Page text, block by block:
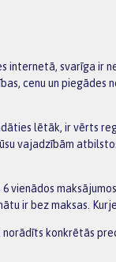
svarīga ir
cenu un piegādes
lētāk, ir vērts
vajadzībām
6 vienādos
ir bez maksas.
konkrētās